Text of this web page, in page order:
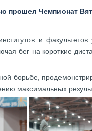
прошел Чемпионат
и факультетов
бег на короткие
борьбе,
максимальных